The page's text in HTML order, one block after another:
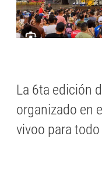
La 6ta edición
organizado en
vivoo para